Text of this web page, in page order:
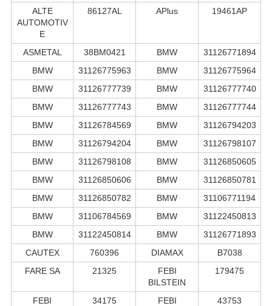
ALTE
AUTOMOTIV
E
86127AL APlus 19461AP
ASMETAL 38BM0421 BMW
31126771894
BMW
31126775963 BMW
31126775964
BMW
31126777739 BMW
31126777740
BMW
31126777743 BMW
31126777744
BMW
31126784569 BMW
31126794203
BMW
31126794204 BMW
31126798107
BMW
31126798108 BMW
31126850605
BMW
31126850606 BMW
31126850781
BMW
31126850782 BMW
31106771194
BMW
31106784569 BMW
31122450813
BMW
31122450814 BMW
31126771893
CAUTEX
760396 DIAMAX
B7038
FARE SA
21325
FEBI
BILSTEIN
179475
FEBI
34175
FEBI
43753